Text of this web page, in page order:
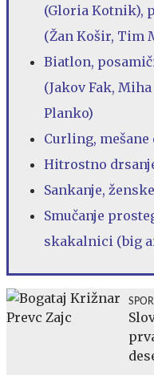
(Gloria Kotnik),
(Žan Košir, Tim
Biatlon,
(Jakov Fak,
Planko)
Curling, mešane
Hitrostno
Sankanje,
Smučanje
skakalnici (big